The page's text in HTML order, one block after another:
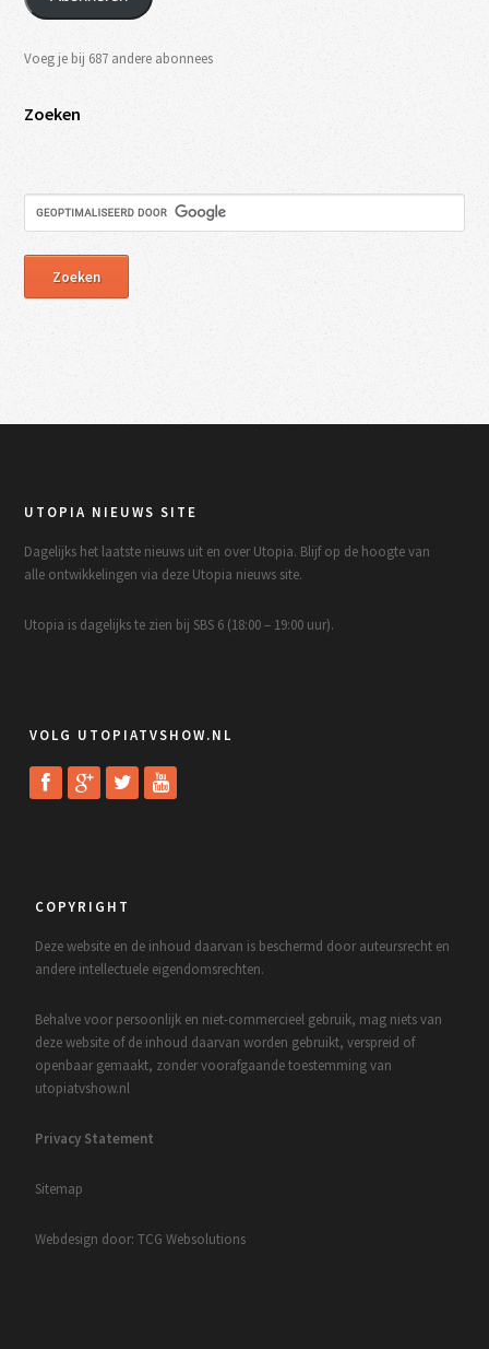
Voeg je bij 687 andere abonnees
Zoeken
UTOPIA NIEUWS SITE
Dagelijks het laatste nieuws uit en over Utopia. Blijf op de hoogte van
alle ontwikkelingen via deze Utopia nieuws site.
Utopia is dagelijks te zien bij SBS 6 (18:00 – 19:00 uur).
VOLG UTOPIATVSHOW.NL
COPYRIGHT
Deze website en de inhoud daarvan is beschermd door auteursrecht en
andere intellectuele eigendomsrechten.
Behalve voor persoonlijk en niet-commercieel gebruik, mag niets van
deze website of de inhoud daarvan worden gebruikt, verspreid of
openbaar gemaakt, zonder voorafgaande toestemming van
utopiatvshow.nl
Privacy Statement
Sitemap
Webdesign door: TCG Websolutions